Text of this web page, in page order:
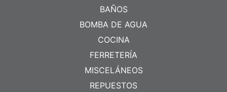
BAÑOS
BOMBA DE AGUA
COCINA
FERRETERÍA
MISCELÁNEOS
REPUESTOS